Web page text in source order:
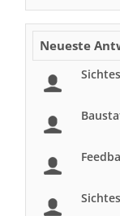
Neueste